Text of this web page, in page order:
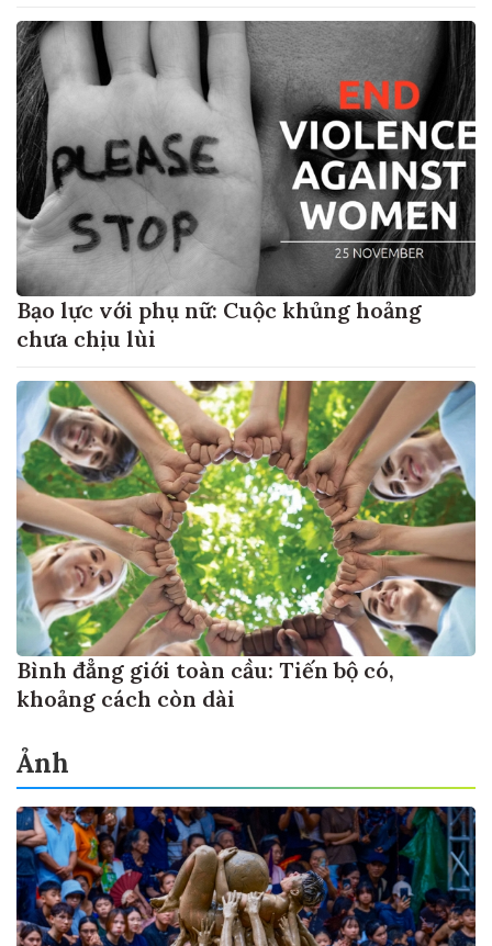
Bạo lực với phụ nữ: Cuộc khủng hoảng
chưa chịu lùi
Bình đẳng giới toàn cầu: Tiến bộ có,
khoảng cách còn dài
Ảnh